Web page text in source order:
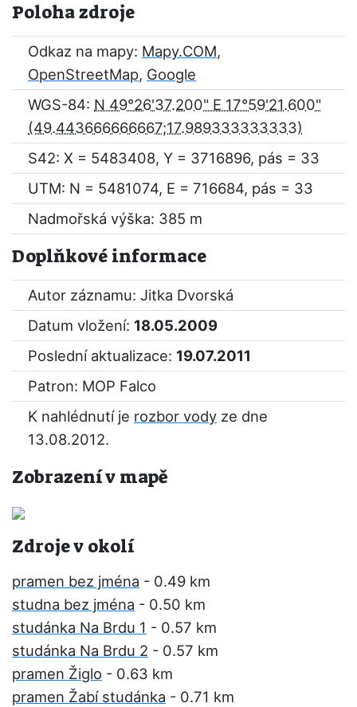
Poloha zdroje
Odkaz na mapy: Mapy.COM,
OpenStreetMap, Google
WGS-84: N 49°26'37.200" E 17°59'21.600"
S42: X = 5483408, Y = 3716896, pás = 33
UTM: N = 5481074, E = 716684, pás = 33
Nadmořská výška: 385 m
Doplňkové informace
Autor záznamu: Jitka Dvorská
Datum vložení: 18.05.2009
Poslední aktualizace: 19.07.2011
Patron: MOP Falco
K nahlédnutí je rozbor vody ze dne
13.08.2012.
Zobrazení v mapě
Zdroje v okolí
pramen bez jména - 0.49 km
studna bez jména - 0.50 km
studánka Na Brdu 1 - 0.57 km
studánka Na Brdu 2 - 0.57 km
pramen Žiglo - 0.63 km
pramen Žabí studánka - 0.71 km